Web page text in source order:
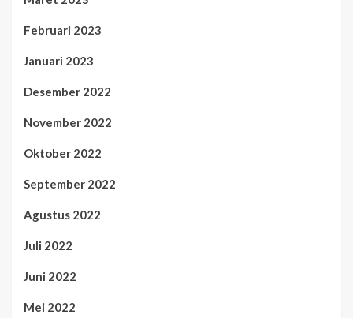
Februari 2023
Januari 2023
Desember 2022
November 2022
Oktober 2022
September 2022
Agustus 2022
Juli 2022
Juni 2022
Mei 2022